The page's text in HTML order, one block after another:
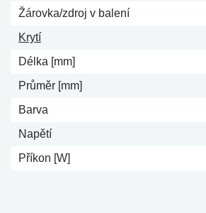
Žárovka/zdroj v balení
Krytí
Délka [mm]
Průměr [mm]
Barva
Napětí
Příkon [W]